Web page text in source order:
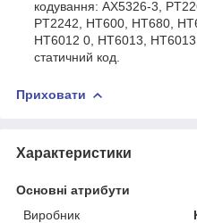
кодування: AX5326-3,
PT2242, HT600, HT680,
HT6012 0, HT6013,
статичний код.
Приховати
Характеристики
Основні атрибути
Виробник